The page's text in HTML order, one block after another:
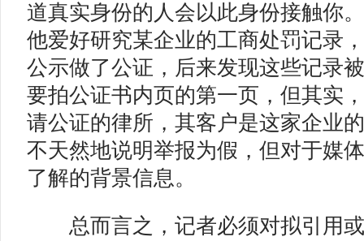
道真实身份的人会以此身份接触你
他爱好研究某企业的工商处罚记录
公示做了公证，后来发现这些记录
要拍公证书内页的第一页，但其实
请公证的律所，其客户是这家企业
不天然地说明举报为假，但对于媒
了解的背景信息。
总而言之，记者必须对拟引用或